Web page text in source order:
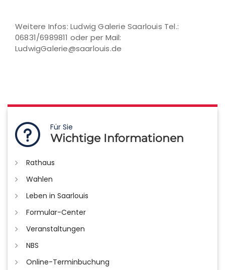
Weitere Infos: Ludwig Galerie Saarlouis Tel.:
06831/6989811 oder per Mail:
LudwigGalerie@saarlouis.de
Für Sie
Wichtige Informationen
Rathaus
Wahlen
Leben in Saarlouis
Formular-Center
Veranstaltungen
NBS
Online-Terminbuchung